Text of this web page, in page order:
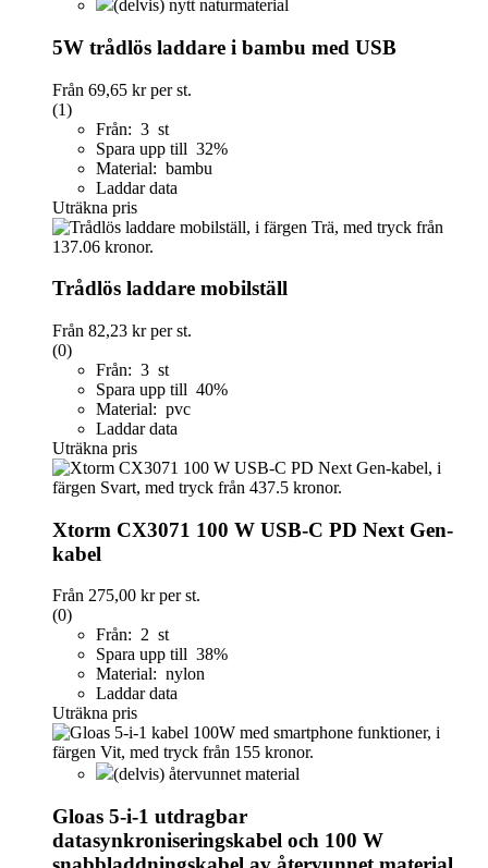
(delvis) nytt naturmaterial
5W trådlös laddare i bambu med USB
Från 69,65 krper st.
(1)
Från: 3 st
Spara upp till 32%
Material: bambu
Laddar data
Uträkna pris
Trådlös laddare mobilställ
Från 82,23 krper st.
(0)
Från: 3 st
Spara upp till 40%
Material: pvc
Laddar data
Uträkna pris
Xtorm CX3071 100 W USB-C PD Next Gen-
kabel
Från 275,00 krper st.
(0)
Från: 2 st
Spara upp till 38%
Material: nylon
Laddar data
Uträkna pris
(delvis) återvunnet material
Gloas 5-i-1 utdragbar
datasynkroniseringskabel och 100 W